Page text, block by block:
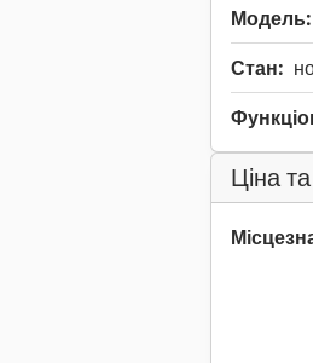
Модель:
Стан:
Ціна